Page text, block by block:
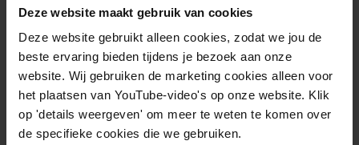
Deze website maakt gebruik van cookies
Deze website gebruikt alleen cookies, zodat we jou de
beste ervaring bieden tijdens je bezoek aan onze
website. Wij gebruiken de marketing cookies alleen voor
het plaatsen van YouTube-video's op onze website. Klik
op 'details weergeven' om meer te weten te komen over
de specifieke cookies die we gebruiken.
Gerelateerde artikelen
Rapport